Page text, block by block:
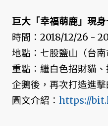
巨大「幸福萌鹿」現
時間：2018/12/26 -
地點：七股鹽山（台南
重點：繼白色招財貓
企鵝後，再次打造進擊
圖文介紹： https://